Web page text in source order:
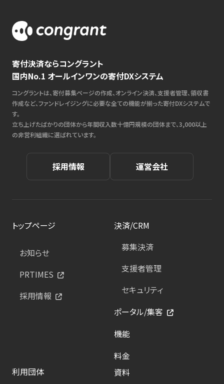
寄付決済ならコングラント
国内No.1 オールインワンの寄付DXシステム
コングラントは、寄付募集ページの作成、オンライン決済、支援者管理、領収書
作成など、ファンドレイジングに必要な全ての機能が揃った寄付DXシステムで
す。
立ち上げたばかりの団体から年間収入数十億円規模の団体まで、3,000以上
の非営利組織に選ばれています。
採用情報 運営会社
トップページ
お知らせ
PRTIMES
採用情報
決済/CRM
募集決済
支援者管理
セキュリティ
ポータル/集客
機能
料金
利用団体
資料